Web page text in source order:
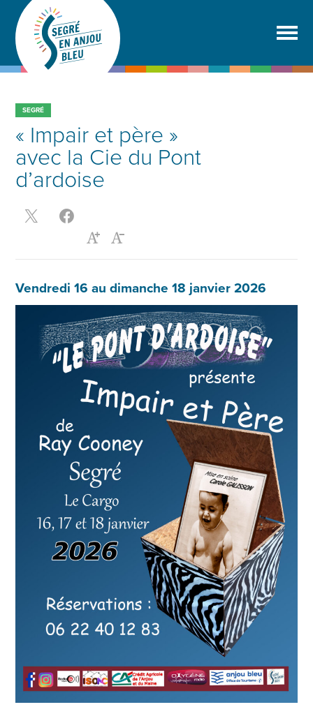
SEGRÉ
« Impair et père »
avec la Cie du Pont
d’ardoise
Vendredi 16 au dimanche 18 janvier 2026